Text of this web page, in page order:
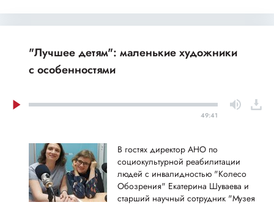
"Лучшее детям": маленькие художники
с особенностями
49:41
В гостях директор АНО по
социокультурной реабилитации
людей с инвалидностью "Колесо
Обозрения" Екатерина Шуваева и
старший научный сотрудник "Музея